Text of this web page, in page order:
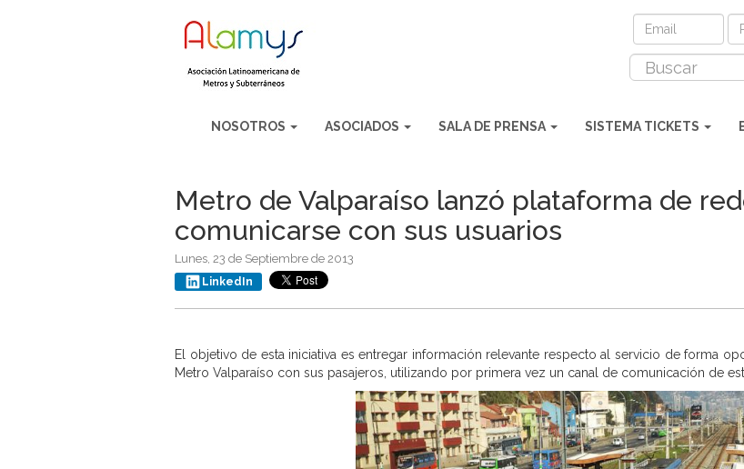
NOSOTROS ASOCIADOS SALA DE PRENSA SISTEMA TICKETS
Metro de Valparaíso lanzó plataforma de
comunicarse con sus usuarios
Lunes, 23 de Septiembre de 2013
LinkedIn
El objetivo de esta iniciativa es entregar información relevante respecto al servicio de forma
Metro Valparaíso con sus pasajeros, utilizando por primera vez un canal de comunicación de